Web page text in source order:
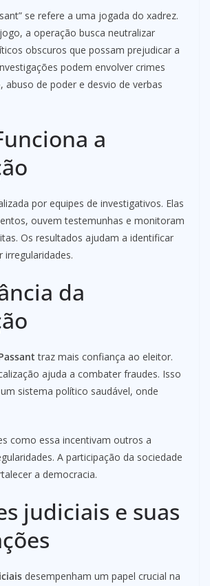
se refere a uma jogada do xadrez.
a operação busca neutralizar
obscuros que possam prejudicar a
podem envolver crimes
abuso de poder e desvio de verbas
a
por equipes de investigativos. Elas
ouvem testemunhas e monitoram
Os resultados ajudam a identificar
irregularidades.
da
traz mais confiança ao eleitor.
ajuda a combater fraudes. Isso
sistema político saudável, onde
como essa incentivam outros a
A participação da sociedade
a democracia.
judiciais e suas
desempenham um papel crucial na